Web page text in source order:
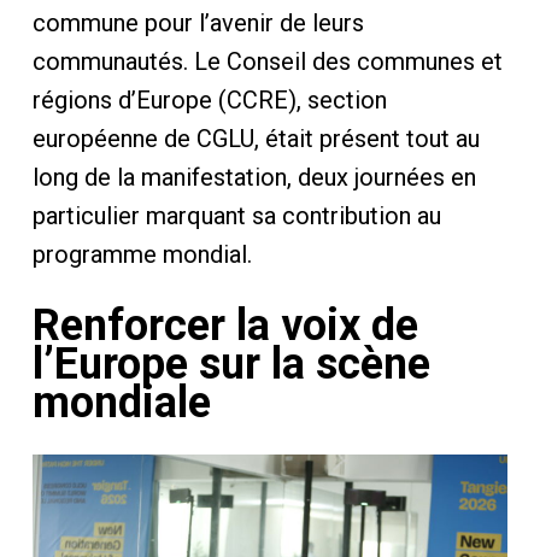
commune pour l’avenir de leurs
communautés. Le Conseil des communes et
régions d’Europe (CCRE), section
européenne de CGLU, était présent tout au
long de la manifestation, deux journées en
particulier marquant sa contribution au
programme mondial.
Renforcer la voix de
l’Europe sur la scène
mondiale